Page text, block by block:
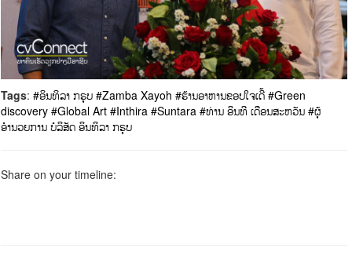
Tags: #ອິນທິລາ ກຣຸບ #Zamba Xayoh #ຮ້ານອາຫານຂອບໃຈເດີ້ #Green
discovery #Global Art #Inthira #Suntara #ທ່ານ ອິນທີ ເດືອນສະຫວັນ #ຜຸ້
ອຳນວຍການ ບໍລິສັດ ອິນທິລາ ກຣຸບ
Share on your timeline: